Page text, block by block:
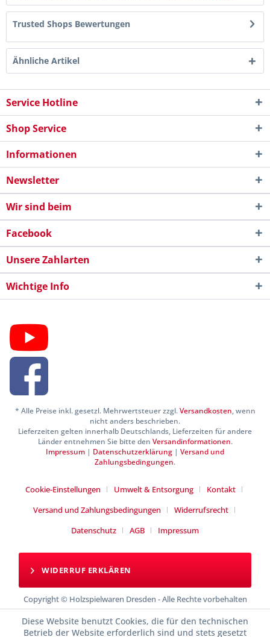
Trusted Shops Bewertungen
Ähnliche Artikel
Service Hotline
Shop Service
Informationen
Newsletter
Wir sind beim
Facebook
Unsere Zahlarten
Wichtige Info
* Alle Preise inkl. gesetzl. Mehrwertsteuer zzgl.Versandkosten, wenn
nicht anders beschrieben.
Lieferzeiten gelten innerhalb Deutschlands, Lieferzeiten für andere
Länder entnehmen Sie bitte den Versandinformationen.
Impressum | Datenschutzerklärung | Versand und
Zahlungsbedingungen.
Cookie-Einstellungen Umwelt & Entsorgung
Kontakt
Versand und Zahlungsbedingungen
Widerrufsrecht
Datenschutz
AGB Impressum
WIDERRUF ERKLÄREN
Copyright © Holzspielwaren Dresden - Alle Rechte vorbehalten
Diese Website benutzt Cookies, die für den technischen
Betrieb der Website erforderlich sind und stets gesetzt